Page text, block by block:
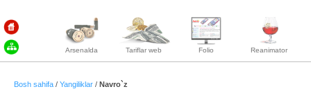
Arsenalda Tariflar web Folio Reanimator
Bosh sahifa / Yangiliklar / Navro`z